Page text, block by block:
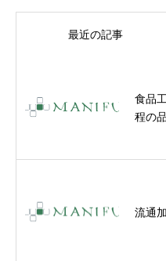
最近の記事
食品
程の
流通